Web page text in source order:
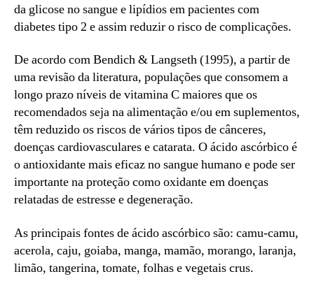
da glicose no sangue e lipídios em pacientes com
diabetes tipo 2 e assim reduzir o risco de complicações.
De acordo com Bendich & Langseth (1995), a partir de
uma revisão da literatura, populações que consomem a
longo prazo níveis de vitamina C maiores que os
recomendados seja na alimentação e/ou em suplementos,
têm reduzido os riscos de vários tipos de cânceres,
doenças cardiovasculares e catarata. O ácido ascórbico é
o antioxidante mais eficaz no sangue humano e pode ser
importante na proteção como oxidante em doenças
relatadas de estresse e degeneração.
As principais fontes de ácido ascórbico são: camu-camu,
acerola, caju, goiaba, manga, mamão, morango, laranja,
limão, tangerina, tomate, folhas e vegetais crus.